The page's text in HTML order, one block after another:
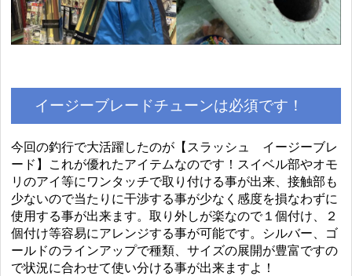
イージーブレードチューンは必須です！
今回の釣行で大活躍したのが【スラッシュ イージーブレ
ード】これが優れたアイテムなのです！スイベル部やオモ
リのアイ等にワンタッチで取り付ける事が出来、接触部も
少ないので当たりに干渉する事が少なく感度を損なわずに
使用する事が出来ます。取り外しが楽なので１個付け、２
個付け等容易にアレンジする事が可能です。シルバー、ゴ
ールドのラインアップで種類、サイズの展開が豊富ですの
で状況に合わせて使い分ける事が出来ますよ！